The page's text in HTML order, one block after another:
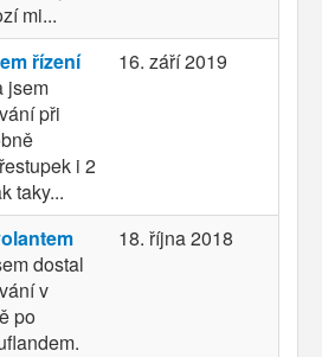
mi...
řízení
jsem
při
i 2
taky...
16. září 2019
dostal
v
po
18. října 2018